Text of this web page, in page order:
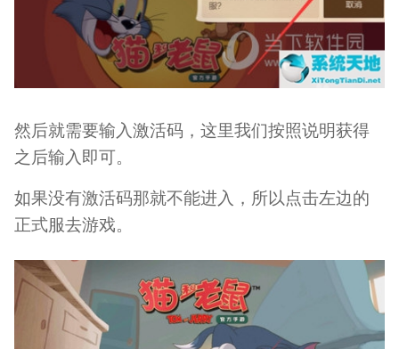
然后就需要输入激活码，这里我们按照说明获得
之后输入即可。
如果没有激活码那就不能进入，所以点击左边的
正式服去游戏。